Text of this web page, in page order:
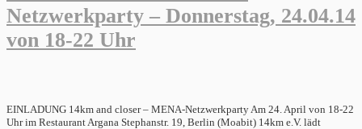
Netzwerkparty – Donnerstag, 24.04.14
von 18-22 Uhr
EINLADUNG 14km and closer – MENA-Netzwerkparty Am 24. April von 18-22
Uhr im Restaurant Argana Stephanstr. 19, Berlin (Moabit) 14km e.V. lädt